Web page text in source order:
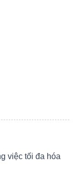
việc tối đa hóa